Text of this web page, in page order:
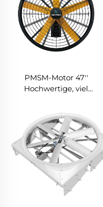
PMSM-Motor 47''
Hochwertige, viel
Industrie-
Lagerhallenventilatoren